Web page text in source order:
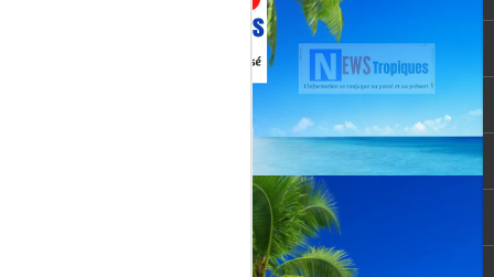
Le Monde met
TV, fierté d’une